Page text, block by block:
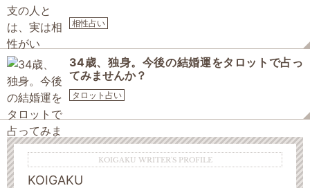
相性占い
34歳、独身。今後の結婚運をタロットで占っ
てみませんか？
タロット占い
KOIGAKU WRITER'S PROFILE
KOIGAKU